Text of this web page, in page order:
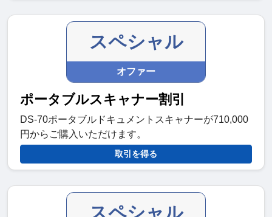
スペシャル
オファー
ポータブルスキャナー割引
DS-70ポータブルドキュメントスキャナーが710,000
円からご購入いただけます。
取引を得る
スペシャル